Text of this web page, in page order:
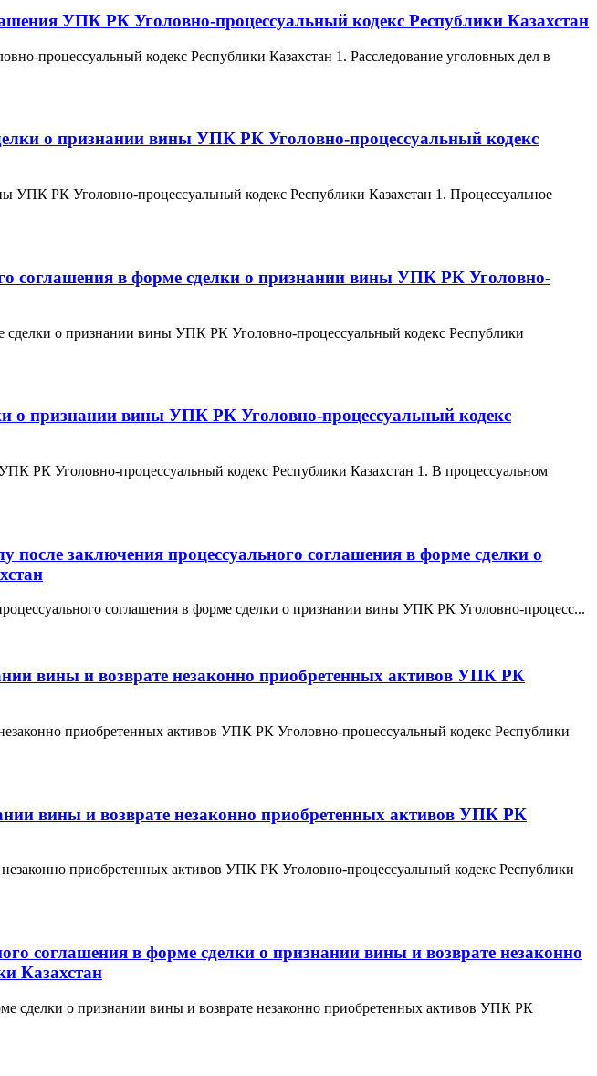
УПК РК Уголовно-процессуальный кодекс Республики Казахстан
процессуальный кодекс Республики Казахстан 1. Расследование уголовных дел в
о признании вины УПК РК Уголовно-процессуальный кодекс
УПК РК Уголовно-процессуальный кодекс Республики Казахстан 1. Процессуальное
соглашения в форме сделки о признании вины УПК РК Уголовно-
сделки о признании вины УПК РК Уголовно-процессуальный кодекс Республики
о признании вины УПК РК Уголовно-процессуальный кодекс
РК Уголовно-процессуальный кодекс Республики Казахстан 1. В процессуальном
после заключения процессуального соглашения в форме сделки о
соглашения в форме сделки о признании вины УПК РК Уголовно-процесс...
вины и возврате незаконно приобретенных активов УПК РК
приобретенных активов УПК РК Уголовно-процессуальный кодекс Республики
вины и возврате незаконно приобретенных активов УПК РК
приобретенных активов УПК РК Уголовно-процессуальный кодекс Республики
соглашения в форме сделки о признании вины и возврате незаконно
Казахстан
сделки о признании вины и возврате незаконно приобретенных активов УПК РК